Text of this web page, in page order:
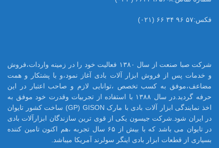
فکس:۵۷ ۹۶ ۳۴ ۶۶ (۰۲۱)
شرکت صبا صنعت از سال ۱۳۸۰ فعالیت خود را در زمینه واردات،فروش
و خدمات پس از فروش ابزار آلات بادی آغاز نمود،و با پشتکار و همت
مضاعف،موفق به کسب تخصص ،توانایی لازم و صاحب اعتبار در این
حرفه گردید.در سال ۱۳۸۸ با استفاده از تجربیات وقدرت خود موفق به
اخذ نمایندگی ابزار آلات بادی با مارک GP) GISON) ساخت کشور تایوان
در ایران شود.شرکت جیسون یکی از قوی ترین سازندگان ابزارآلات بادی
در تایوان می باشد که با بیش از ۶۵ سال تجربه ،هم اکنون تامین کننده
بسیاری از قطعات ابزار بادی اینگر سولرند آمریکا میباشد.